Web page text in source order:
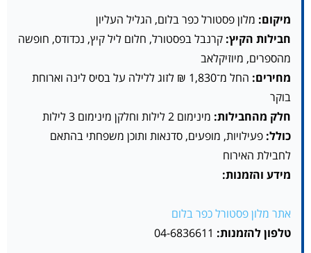
מיקום: מלון פסטורל כפר בלום, הגליל העליון
חבילות הקיץ: קרנבל בפסטורל, חלום ליל קיץ, נכדודס, חופשה
מהספרים, מיוזיקלאב
מחירים:
החל מ־1,830 ₪ לזוג ללילה על בסיס לינה וארוחת
בוקר
חלק מהחבילות: מינימום 2 לילות וחלקן מינימום 3 לילות
כולל: פעילויות, מופעים, סדנאות ותוכן משפחתי בהתאם
לחבילת האירוח
מידע והזמנות:
אתר מלון פסטורל כפר בלום
טלפון להזמנות: